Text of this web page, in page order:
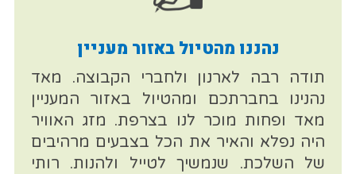
נהננו מהטיול באזור מעניין
תודה רבה לארנון ולחברי הקבוצה. מאד
נהנינו בחברתכם ומהטיול באזור המעניין
מאד ופחות מוכר לנו בצרפת. מזג האוויר
היה נפלא והאיר את הכל בצבעים מרהיבים
של השלכת. שנמשיך לטייל ולהנות. רותי